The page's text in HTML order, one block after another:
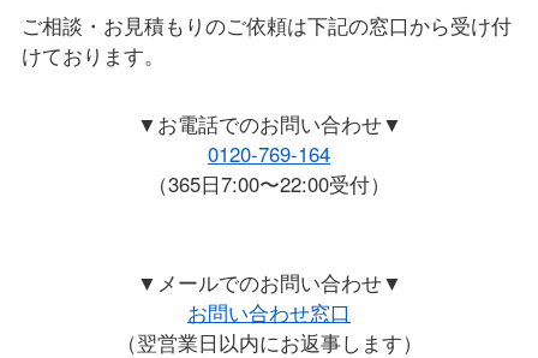
ご相談・お見積もりのご依頼は下記の窓口から受け付
けております。
▼お電話でのお問い合わせ▼
0120-769-164
（365日7:00〜22:00受付）
▼メールでのお問い合わせ▼
お問い合わせ窓口
（翌営業日以内にお返事します）